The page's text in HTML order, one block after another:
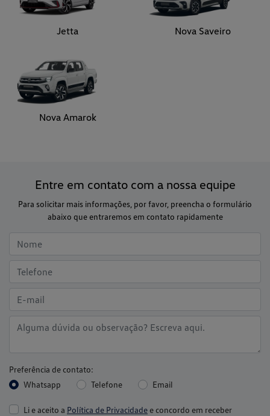
Jetta Nova Saveiro
Nova Amarok
Entre em contato com a nossa equipe
Para solicitar mais informações, por favor, preencha o formulário
abaixo que entraremos em contato rapidamente
Preferência de contato:
Whatsapp
Telefone Email
Li e aceito a Política de Privacidadee concordo em receber